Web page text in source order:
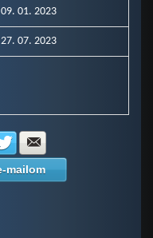
09. 01. 2023
27. 07. 2023
na LinkedIn
na Pinterest
Zdielať na Twitter
mailom